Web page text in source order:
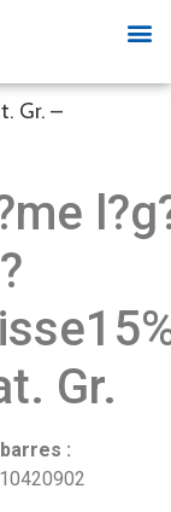
Gr. –
Gr.
: